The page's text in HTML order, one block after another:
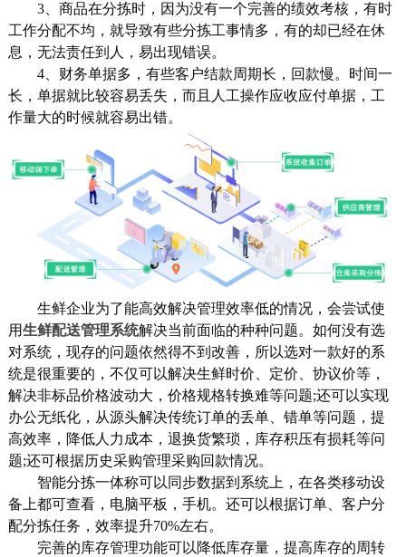
3、商品在分拣时，因为没有一个完善的绩效考核，有时
工作分配不均，就导致有些分拣工事情多，有的却已经在休
息，无法责任到人，易出现错误。
4、财务单据多，有些客户结款周期长，回款慢。时间一
长，单据就比较容易丢失，而且人工操作应收应付单据，工
作量大的时候就容易出错。
生鲜企业为了能高效解决管理效率低的情况，会尝试使
用生鲜配送管理系统解决当前面临的种种问题。如何没有选
对系统，现存的问题依然得不到改善，所以选对一款好的系
统是很重要的，不仅可以解决生鲜时价、定价、协议价等，
解决非标品价格波动大，价格规格转换难等问题;还可以实现
办公无纸化，从源头解决传统订单的丢单、错单等问题，提
高效率，降低人力成本，退换货繁琐，库存积压有损耗等问
题;还可根据历史采购管理采购回款情况。
智能分拣一体称可以同步数据到系统上，在各类移动设
备上都可查看，电脑平板，手机。还可以根据订单、客户分
配分拣任务，效率提升70%左右。
完善的库存管理功能可以降低库存量，提高库存的周转